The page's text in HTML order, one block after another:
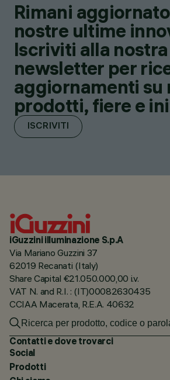
Rimani
nostre ultime
Iscriviti alla nostra
newsletter per
aggiornamenti su
prodotti, fiere e
ISCRIVITI
iGuzzini illuminazione S.p.A
Via Mariano Guzzini 37
62019 Recanati (Italy)
Share Capital €21.050.000,00 i.v.
VAT N. and R.I. : (IT)00082630435
CCIAA Macerata, R.E.A. 40632
Contatti e dove trovarci
Social
Prodotti